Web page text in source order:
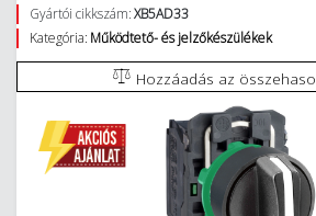
Gyártói cikkszám:XB5AD33
Kategória: Működtető- és jelzőkészülékek
Hozzáadás az